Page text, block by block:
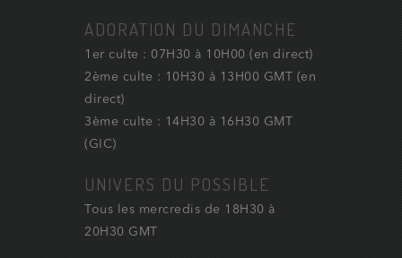
ADORATION DU DIMANCHE
1er culte : 07H30 à 10H00 (en direct)
2ème culte : 10H30 à 13H00 GMT (en
direct)
3ème culte : 14H30 à 16H30 GMT
(GIC)
UNIVERS DU POSSIBLE
Tous les mercredis de 18H30 à
20H30 GMT